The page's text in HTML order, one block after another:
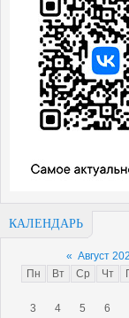
КАЛЕНДАРЬ
« Август
Пн
Вт Ср Чт
3
4 5 6